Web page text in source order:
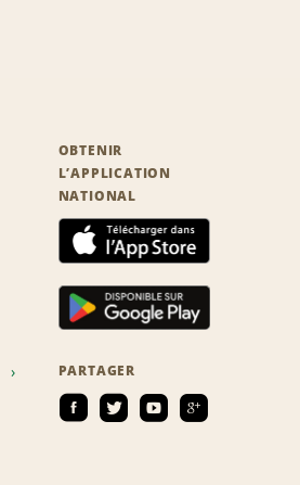
OBTENIR
L’APPLICATION
NATIONAL
PARTAGER